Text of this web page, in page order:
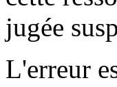
jugée
L'erreur